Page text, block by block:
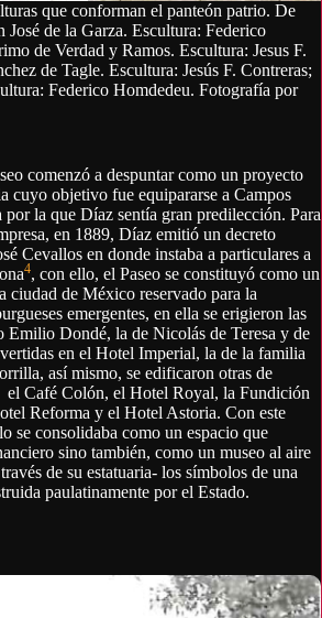
que conforman el panteón patrio. De
José de la Garza. Escultura: Federico
de Verdad y Ramos. Escultura: Jesus F.
de Tagle. Escultura: Jesús F. Contreras;
Federico Homdedeu. Fotografía por
comenzó a despuntar como un proyecto
cuyo objetivo fue equipararse a Campos
por la que Díaz sentía gran predilección. Para
en 1889, Díaz emitió un decreto
Cevallos en donde instaba a particulares a
4, con ello, el Paseo se constituyó como un
ciudad de México reservado para la
emergentes, en ella se erigieron las
Emilio Dondé, la de Nicolás de Teresa y de
en el Hotel Imperial, la de la familia
así mismo, se edificaron otras de
el Café Colón, el Hotel Royal, la Fundición
Reforma y el Hotel Astoria. Con este
se consolidaba como un espacio que
sino también, como un museo al aire
de su estatuaria- los símbolos de una
paulatinamente por el Estado.